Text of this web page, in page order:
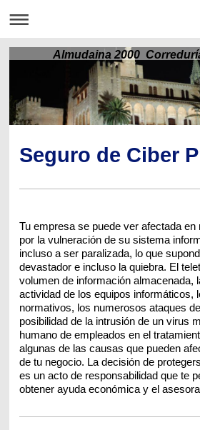
Almudaina 2000
Seguro de Ciber
Tu empresa se puede ver afectada
por la vulneración de su sistema
incluso a ser paralizada, lo que
devastador e incluso la quiebra. El
volumen de información almacenada,
actividad de los equipos informáticos,
normativos, los numerosos ataques
posibilidad de la intrusión de un virus
humano de empleados en el
algunas de las causas que pueden
de tu negocio. La decisión de
es un acto de responsabilidad que te
obtener ayuda económica y el